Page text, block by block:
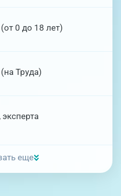
0 до 18 лет)
Труда)
еще